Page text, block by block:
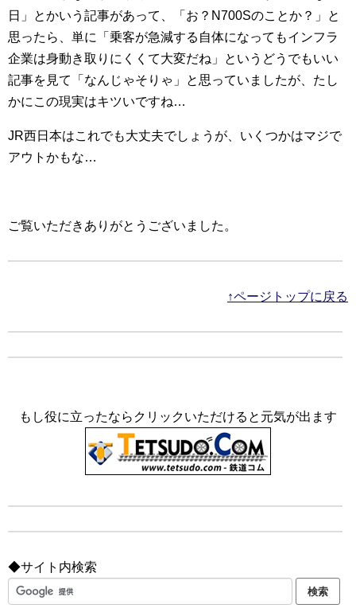
日」とかいう記事があって、「お？N700Sのことか？」と
思ったら、単に「乗客が急減する自体になってもインフラ
企業は身動き取りにくくて大変だね」というどうでもいい
記事を見て「なんじゃそりゃ」と思っていましたが、たし
かにこの現実はキツいですね…
JR西日本はこれでも大丈夫でしょうが、いくつかはマジで
アウトかもな…
ご覧いただきありがとうございました。
↑ページトップに戻る
もし役に立ったならクリックいただけると元気が出ます
◆サイト内検索